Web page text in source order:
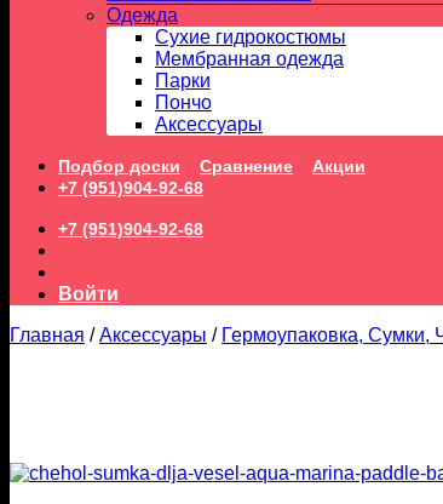
Одежда
Сухие гидрокостюмы
Мембранная одежда
Парки
Пончо
Аксессуары
Подбор доски Сравнение
Акции
+7 (951)904-92-68
+7 (951)904-92-68
Войти
Главная / Аксессуары / Гермоупаковка, Сумки,